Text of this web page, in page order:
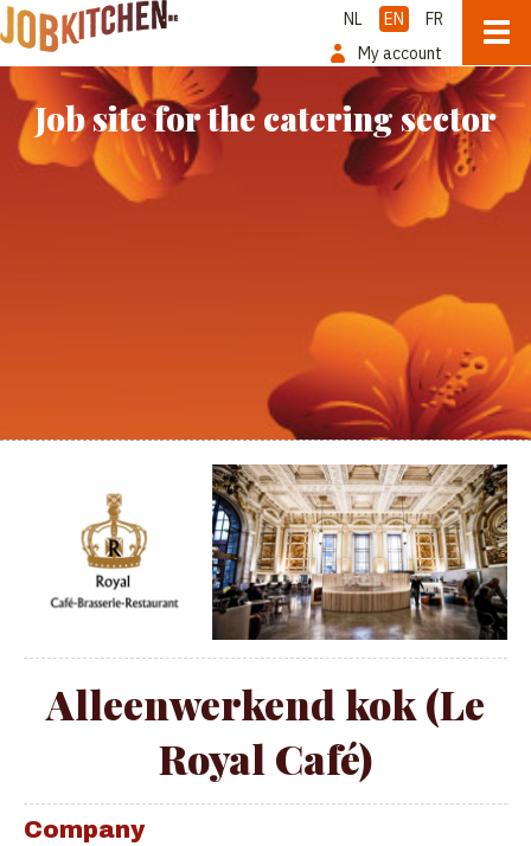
NL EN
FR
My account
Job site for the catering sector
Alleenwerkend kok (Le
Royal Café)
Company